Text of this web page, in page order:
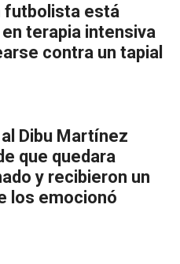
futbolista está
terapia intensiva
contra un tapial
Dibu Martínez
que quedara
y recibieron un
los emocionó